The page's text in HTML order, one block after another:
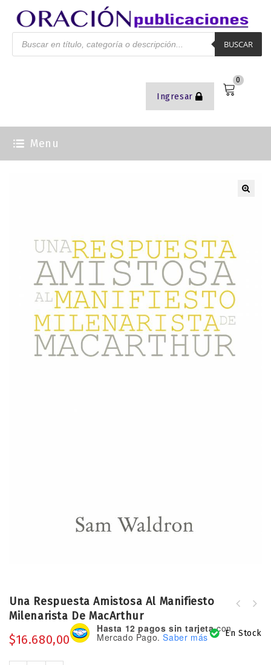
Ingresar
0
BUSCAR
Menu
Una Respuesta Amistosa Al Manifiesto
Milenarista De MacArthur
$16.680,00 En Stock
Hasta 12 pagos sin tarjetacon
Mercado Pago. Saber más